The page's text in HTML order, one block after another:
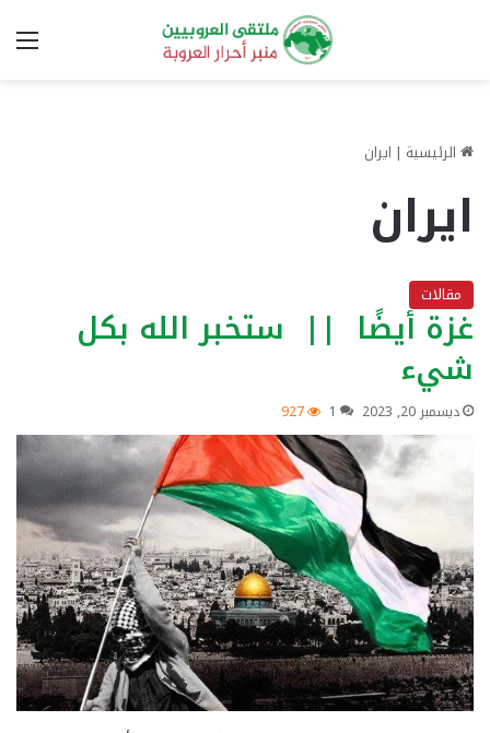
الرئيسية | ايران
ايران
مقالات
غزة أيضًا || ستخبر الله بكل
شيء
ديسمبر 20, 2023 1
927